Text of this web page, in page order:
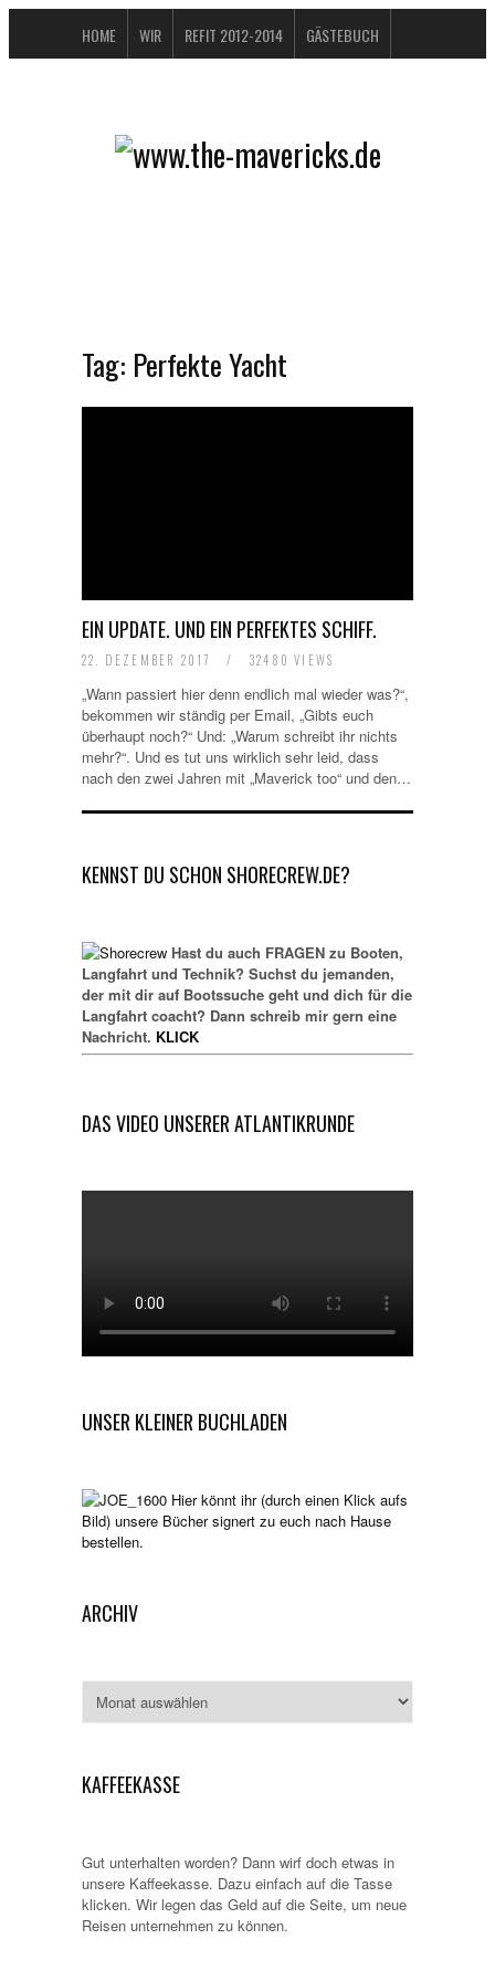
HOME WIR REFIT 2012-2014 GÄSTEBUCH
DATENSCHUTZERKLÄRUNG
Tag: Perfekte Yacht
EIN UPDATE. UND EIN PERFEKTES SCHIFF.
22. DEZEMBER 2017 / 32480 VIEWS
„Wann passiert hier denn endlich mal wieder was?“,
bekommen wir ständig per Email, „Gibts euch
überhaupt noch?“ Und: „Warum schreibt ihr nichts
mehr?“. Und es tut uns wirklich sehr leid, dass
nach den zwei Jahren mit „Maverick too“ und den…
KENNST DU SCHON SHORECREW.DE?
Hast du auch FRAGEN zu Booten,
Langfahrt und Technik? Suchst du jemanden,
der mit dir auf Bootssuche geht und dich für die
Langfahrt coacht? Dann schreib mir gern eine
Nachricht. KLICK
DAS VIDEO UNSERER ATLANTIKRUNDE
UNSER KLEINER BUCHLADEN
Hier könnt ihr (durch einen Klick aufs
Bild) unsere Bücher signert zu euch nach Hause
bestellen.
ARCHIV
KAFFEEKASSE
Gut unterhalten worden? Dann wirf doch etwas in
unsere Kaffeekasse. Dazu einfach auf die Tasse
klicken. Wir legen das Geld auf die Seite, um neue
Reisen unternehmen zu können.